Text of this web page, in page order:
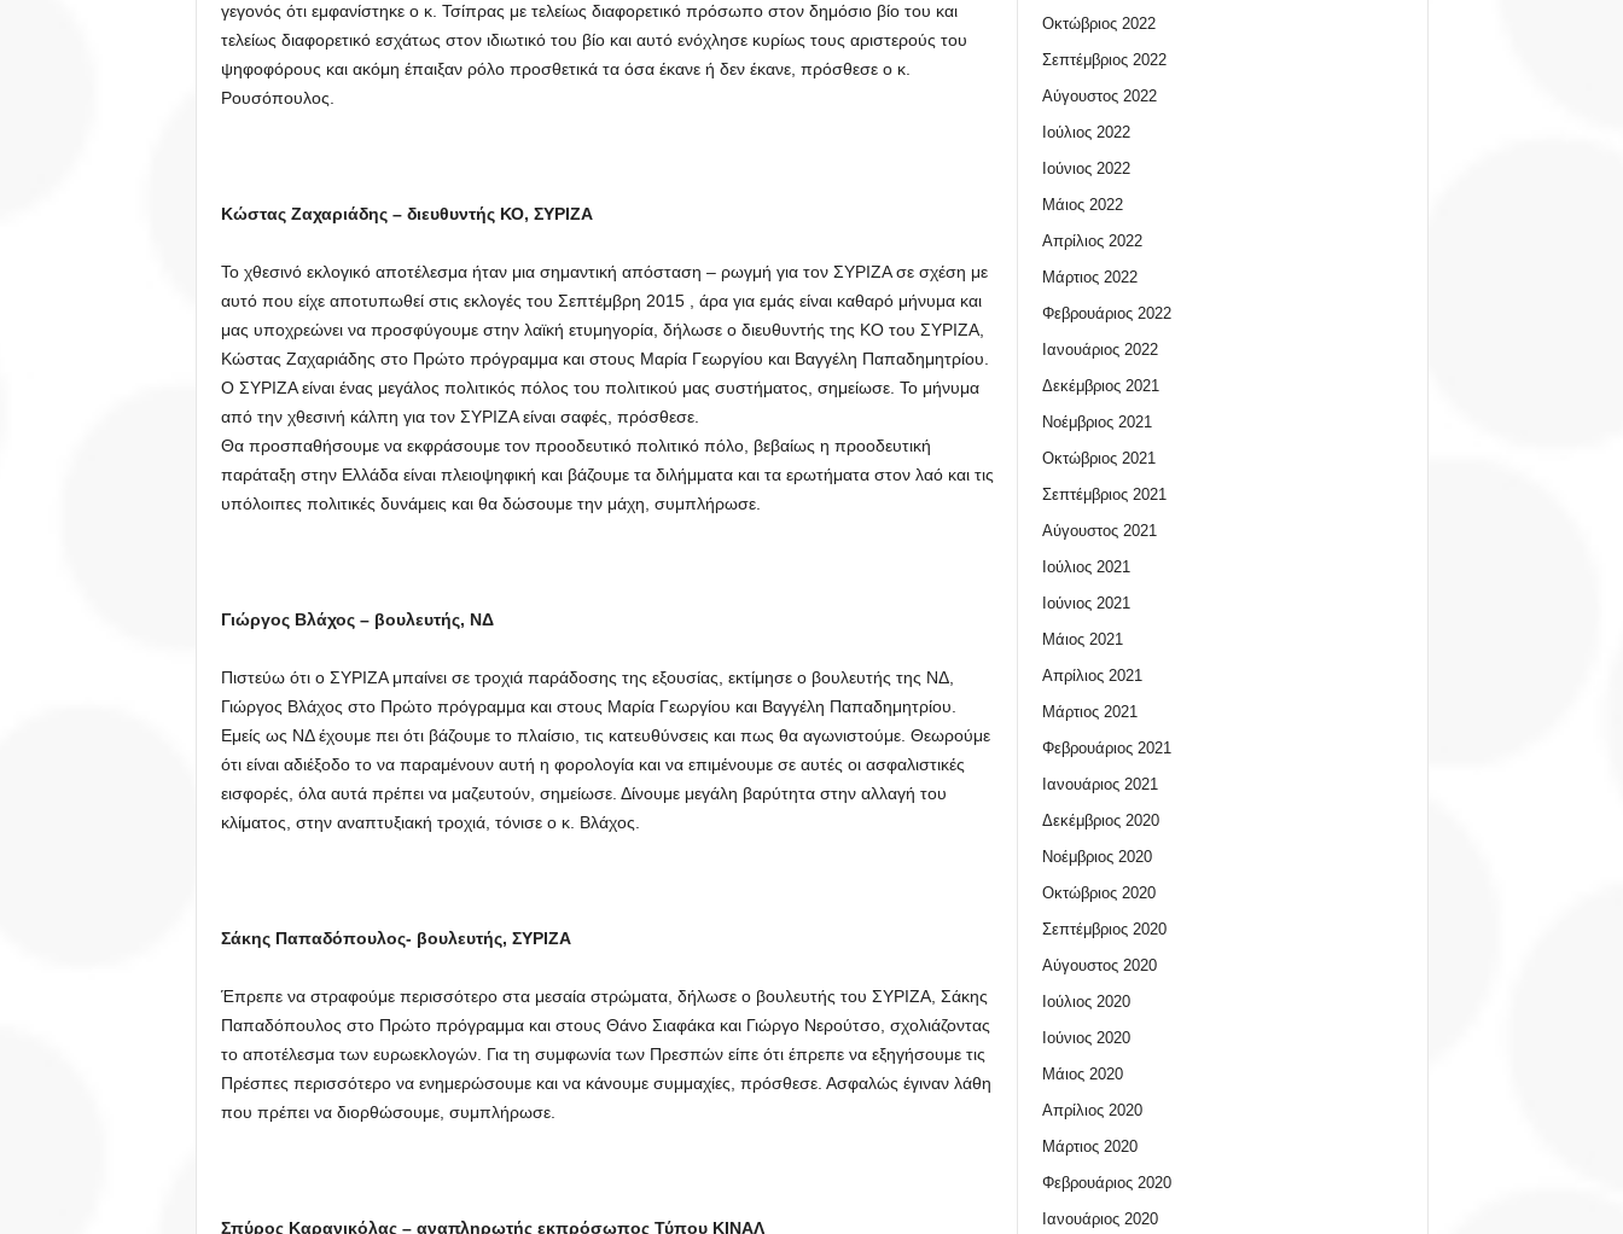
γεγονός ότι εμφανίστηκε ο κ. Τσίπρας με τελείως διαφορετικό πρόσωπο στον δημόσιο βίο του και
τελείως διαφορετικό εσχάτως στον ιδιωτικό του βίο και αυτό ενόχλησε κυρίως τους αριστερούς του
ψηφοφόρους και ακόμη έπαιξαν ρόλο προσθετικά τα όσα έκανε ή δεν έκανε, πρόσθεσε ο κ.
Ρουσόπουλος.
Κώστας Ζαχαριάδης – διευθυντής ΚΟ, ΣΥΡΙΖΑ
Το χθεσινό εκλογικό αποτέλεσμα ήταν μια σημαντική απόσταση – ρωγμή για τον ΣΥΡΙΖΑ σε σχέση με
αυτό που είχε αποτυπωθεί στις εκλογές του Σεπτέμβρη 2015 , άρα για εμάς είναι καθαρό μήνυμα και
μας υποχρεώνει να προσφύγουμε στην λαϊκή ετυμηγορία, δήλωσε ο διευθυντής της ΚΟ του ΣΥΡΙΖΑ,
Κώστας Ζαχαριάδης στο Πρώτο πρόγραμμα και στους Μαρία Γεωργίου και Βαγγέλη Παπαδημητρίου.
Ο ΣΥΡΙΖΑ είναι ένας μεγάλος πολιτικός πόλος του πολιτικού μας συστήματος, σημείωσε. Το μήνυμα
από την χθεσινή κάλπη για τον ΣΥΡΙΖΑ είναι σαφές, πρόσθεσε.
Θα προσπαθήσουμε να εκφράσουμε τον προοδευτικό πολιτικό πόλο, βεβαίως η προοδευτική
παράταξη στην Ελλάδα είναι πλειοψηφική και βάζουμε τα διλήμματα και τα ερωτήματα στον λαό και τις
υπόλοιπες πολιτικές δυνάμεις και θα δώσουμε την μάχη, συμπλήρωσε.
Γιώργος Βλάχος – βουλευτής, ΝΔ
Πιστεύω ότι ο ΣΥΡΙΖΑ μπαίνει σε τροχιά παράδοσης της εξουσίας, εκτίμησε ο βουλευτής της ΝΔ,
Γιώργος Βλάχος στο Πρώτο πρόγραμμα και στους Μαρία Γεωργίου και Βαγγέλη Παπαδημητρίου.
Εμείς ως ΝΔ έχουμε πει ότι βάζουμε το πλαίσιο, τις κατευθύνσεις και πως θα αγωνιστούμε. Θεωρούμε
ότι είναι αδιέξοδο το να παραμένουν αυτή η φορολογία και να επιμένουμε σε αυτές οι ασφαλιστικές
εισφορές, όλα αυτά πρέπει να μαζευτούν, σημείωσε. Δίνουμε μεγάλη βαρύτητα στην αλλαγή του
κλίματος, στην αναπτυξιακή τροχιά, τόνισε ο κ. Βλάχος.
Σάκης Παπαδόπουλος- βουλευτής, ΣΥΡΙΖΑ
Έπρεπε να στραφούμε περισσότερο στα μεσαία στρώματα, δήλωσε ο βουλευτής του ΣΥΡΙΖΑ, Σάκης
Παπαδόπουλος στο Πρώτο πρόγραμμα και στους Θάνο Σιαφάκα και Γιώργο Νερούτσο, σχολιάζοντας
το αποτέλεσμα των ευρωεκλογών. Για τη συμφωνία των Πρεσπών είπε ότι έπρεπε να εξηγήσουμε τις
Πρέσπες περισσότερο να ενημερώσουμε και να κάνουμε συμμαχίες, πρόσθεσε. Ασφαλώς έγιναν λάθη
που πρέπει να διορθώσουμε, συμπλήρωσε.
Σπύρος Καρανικόλας – αναπληρωτής εκπρόσωπος Τύπου ΚΙΝΑΛ
Οκτώβριος 2022
Σεπτέμβριος 2022
Αύγουστος 2022
Ιούλιος 2022
Ιούνιος 2022
Μάιος 2022
Απρίλιος 2022
Μάρτιος 2022
Φεβρουάριος 2022
Ιανουάριος 2022
Δεκέμβριος 2021
Νοέμβριος 2021
Οκτώβριος 2021
Σεπτέμβριος 2021
Αύγουστος 2021
Ιούλιος 2021
Ιούνιος 2021
Μάιος 2021
Απρίλιος 2021
Μάρτιος 2021
Φεβρουάριος 2021
Ιανουάριος 2021
Δεκέμβριος 2020
Νοέμβριος 2020
Οκτώβριος 2020
Σεπτέμβριος 2020
Αύγουστος 2020
Ιούλιος 2020
Ιούνιος 2020
Μάιος 2020
Απρίλιος 2020
Μάρτιος 2020
Φεβρουάριος 2020
Ιανουάριος 2020